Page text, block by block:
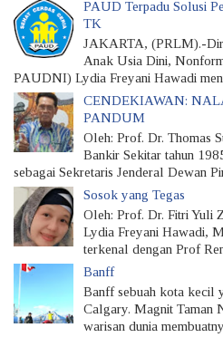
PAUD Terpadu Solusi
TK
JAKARTA, (PRLM).-
Anak Usia Dini,
PAUDNI) Lydia Freyani Hawadi
CENDEKIAWAN:
PANDUM
Oleh: Prof. Dr. Thomas
Bankir Sekitar tahun
sebagai Sekretaris Jenderal Dewan
Sosok yang Tegas
Oleh: Prof. Dr. Fitri Yuli
Lydia Freyani Hawadi,
terkenal dengan Prof
Banff
Banff sebuah kota kecil
Calgary. Magnit Taman
warisan dunia